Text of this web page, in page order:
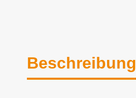
Beschreibung